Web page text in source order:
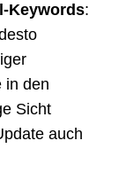
Keywords:
in den
Sicht
auch